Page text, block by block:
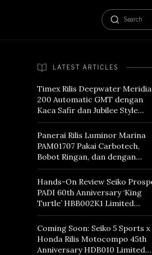
LATEST ARTICLES
Timex Rilis Deepwater
200 Automatic GMT dengan
Kaca Safir dan Jubilee Style
Bracelet
Panerai Rilis Luminor Marina
PAM01707 Pakai Carbotech,
Bobot Ringan, dan dengan
Vintage Vibes
Hands-On Review Seiko
PADI 60th Anniversary ‘King
Turtle’ HBB002K1 Limited
Edition
Coming Soon: Seiko 5 Sports x
Honda Rilis Motocompo 45th
Anniversary HDB010 Limited